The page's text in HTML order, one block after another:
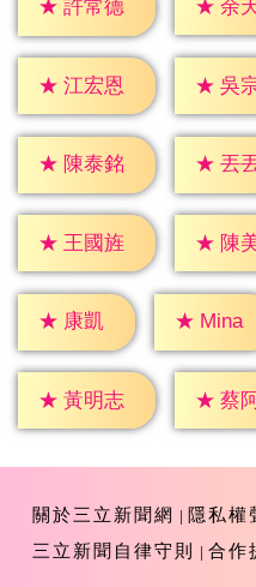
★ 許常德 ★ 余
★ 江宏恩 ★ 吳
★ 陳泰銘 ★ 丟
★ 王國旌 ★ 陳
★ 康凱 ★ Mina
★ 黃明志 ★ 蔡
關於三立新聞網
隱私權
三立新聞自律守則
合作